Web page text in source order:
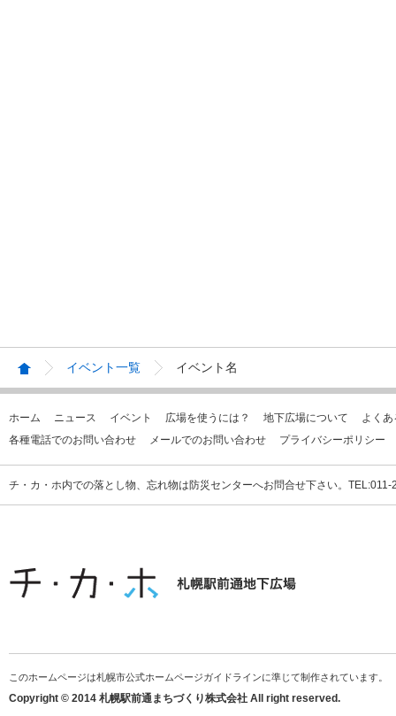
イベント一覧 イベント名
ホーム ニュース イベント 広場を使うには？ 地下広場について
よく
各種電話でのお問い合わせ
メールでのお問い合わせ プライバシーポリシー
チ・カ・ホ内での落とし物、忘れ物は防災センターへお問合せ下さい。
このホームページは札幌市公式ホームページガイドラインに準じて制作されています。
Copyright © 2014 札幌駅前通まちづくり株式会社 All right reserved.